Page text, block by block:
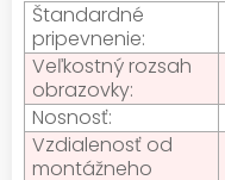
Štandardné
pripevnenie:
Veľkostný rozsah
obrazovky:
Nosnosť:
Vzdialenosť od
montážneho